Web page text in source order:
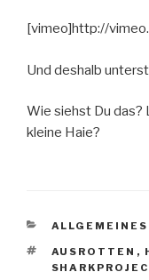
[vimeo]http://
Und deshalb
Wie siehst Du das?
kleine Haie?
KATEGORIEN
ALLGEMEINES
AUSROTTEN ,